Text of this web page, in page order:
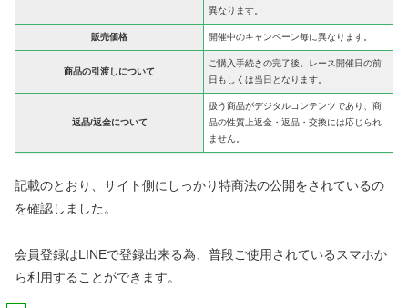
異なります。
販売価格 開催中のキャンペーン毎に異なります。
商品の引渡しについて
ご購入手続きの完了後。レース開催日の前
日もしくは当日となります。
返品/返金について
扱う商品がデジタルコンテンツであり、商
品の性質上返金・返品・交換には応じられ
ません。
記載のとおり、サイト側にしっかり特商法の公開をされているの
を確認しました。
会員登録はLINEで登録出来る為、普段ご使用されているスマホか
ら利用することができます。